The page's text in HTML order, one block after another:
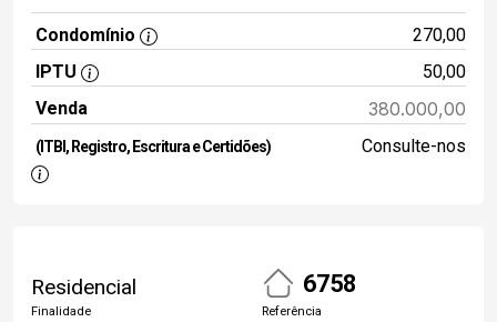
Condomínio
270,00
IPTU
50,00
Venda
380.000,00
(ITBI, Registro, Escritura e Certidões) Consulte-nos
Residencial
Finalidade
6758
Referência